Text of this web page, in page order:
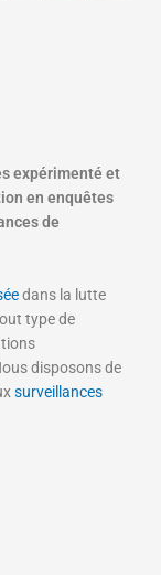
expérimenté et
en enquêtes
de
dans la lutte
type de
disposons de
surveillances